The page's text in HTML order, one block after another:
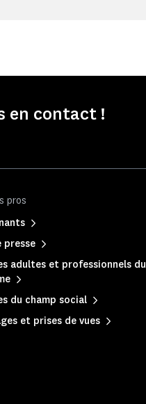
en contact !
pros
presse
adultes et professionnels du
du champ social
et prises de vues